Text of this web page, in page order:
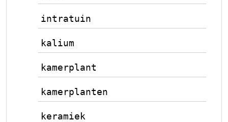
intratuin
kalium
kamerplant
kamerplanten
keramiek